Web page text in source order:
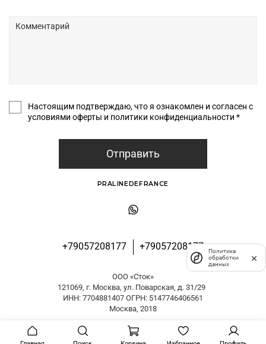
Настоящим подтверждаю, что я ознакомлен и согласен с
условиями оферты и политики конфиденциальности *
Отправить
+79057208177 +79057208177
PRALINEDEFRANCE
ООО «Сток»
121069, г. Москва, ул. Поварская, д. 31/29
ИНН: 7704881407 ОГРН: 5147746406561
Москва, 2018
Политика
обработки
данных